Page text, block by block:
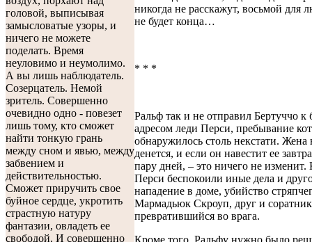
головой, выписывая
замысловатые узоры, и
ничего не можете
поделать. Время
неуловимо и неумолимо.
А вы лишь наблюдатель.
Созерцатель. Немой
зритель. Совершенно
очевидно одно - повезет
лишь тому, кто сможет
найти тонкую грань
между сном и явью, между
забвением и
действительностью.
Сможет приручить свое
буйное сердце, укротить
страстную натуру
фантазии, овладеть ее
свободой. И совершенно
никогда не расскажут, восьмой для
не будет конца…
* * *
Ральф так и не отправил Бертуччо к
адресом леди Перси, пребывание
обнаружилось столь некстати. Жена
денется, и если он навестит ее
пару дней, – это ничего не изменит.
Перси беспокоили иные дела и
нападение в доме, убийство
Мармадьюк Скроуп, друг и
превратившийся во врага.
Кроме того, Ральфу нужно было